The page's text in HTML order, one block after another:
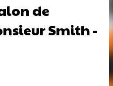
de
Smith -